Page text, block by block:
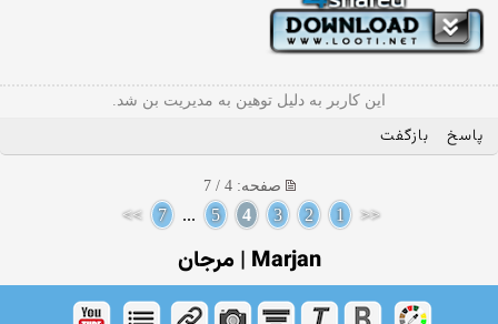
این کاربر به دلیل توهین به مدیریت بن شد.
پاسخ بازگفت
صفحه: 4 / 7
<<
1
2
3
4
5
...
7
>>
Marjan | مرجان